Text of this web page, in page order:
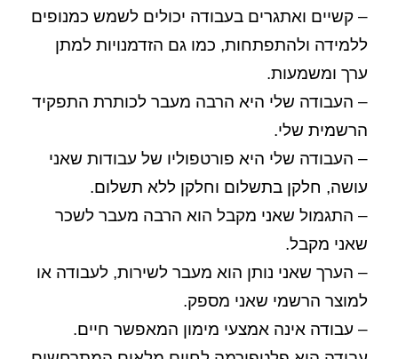
– קשיים ואתגרים בעבודה יכולים לשמש כמנופים
ללמידה ולהתפתחות, כמו גם הזדמנויות למתן
ערך ומשמעות.
– העבודה שלי היא הרבה מעבר לכותרת התפקיד
הרשמית שלי.
– העבודה שלי היא פורטפוליו של עבודות שאני
עושה, חלקן בתשלום וחלקן ללא תשלום.
– התגמול שאני מקבל הוא הרבה מעבר לשכר
שאני מקבל.
– הערך שאני נותן הוא מעבר לשירות, לעבודה או
למוצר הרשמי שאני מספק.
– עבודה אינה אמצעי מימון המאפשר חיים.